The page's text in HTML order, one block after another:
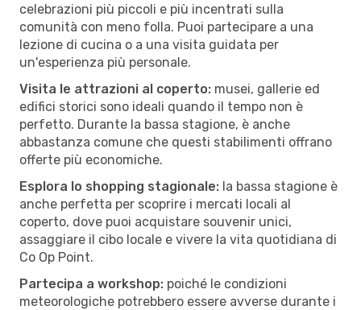
celebrazioni più piccoli e più incentrati sulla
comunità con meno folla. Puoi partecipare a una
lezione di cucina o a una visita guidata per
un'esperienza più personale.
Visita le attrazioni al coperto: musei, gallerie ed
edifici storici sono ideali quando il tempo non è
perfetto. Durante la bassa stagione, è anche
abbastanza comune che questi stabilimenti offrano
offerte più economiche.
Esplora lo shopping stagionale: la bassa stagione è
anche perfetta per scoprire i mercati locali al
coperto, dove puoi acquistare souvenir unici,
assaggiare il cibo locale e vivere la vita quotidiana di
Co Op Point.
Partecipa a workshop: poiché le condizioni
meteorologiche potrebbero essere avverse durante i